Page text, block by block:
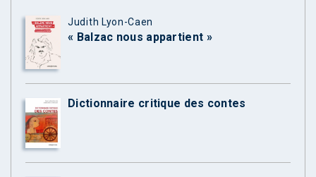
Judith Lyon-Caen
« Balzac nous appartient »
Dictionnaire critique des contes